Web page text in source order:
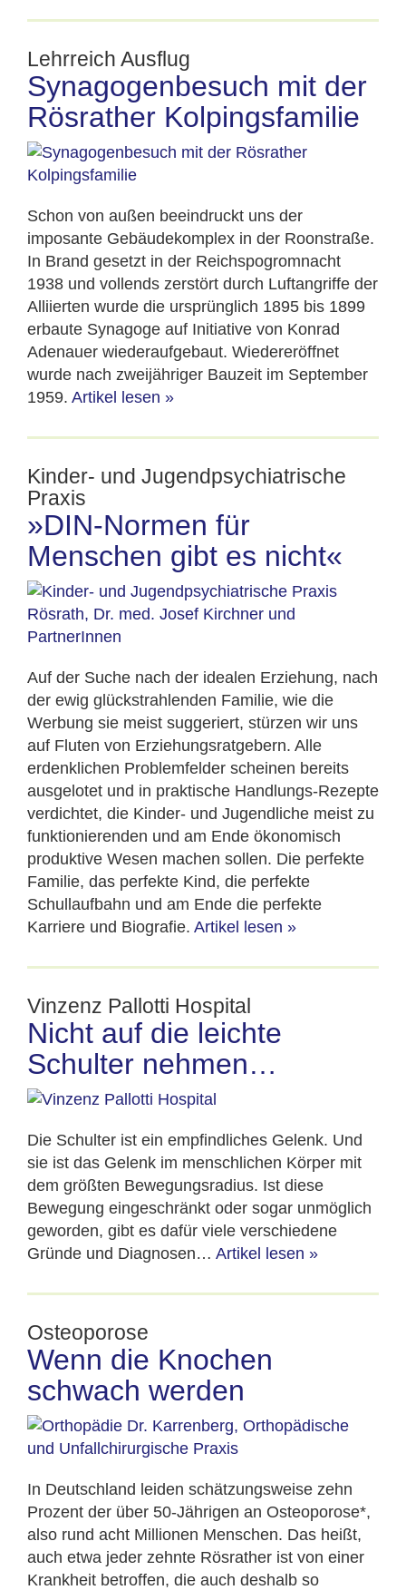
Lehrreich Ausflug
Synagogenbesuch mit der
Rösrather Kolpingsfamilie
Schon von außen beeindruckt uns der
imposante Gebäudekomplex in der Roonstraße.
In Brand gesetzt in der Reichspogromnacht
1938 und vollends zerstört durch Luftangriffe der
Alliierten wurde die ursprünglich 1895 bis 1899
erbaute Synagoge auf Initiative von Konrad
Adenauer wiederaufgebaut. Wiedereröffnet
wurde nach zweijähriger Bauzeit im September
1959. Artikel lesen »
Kinder- und Jugendpsychiatrische
Praxis
»DIN-Normen für
Menschen gibt es nicht«
Auf der Suche nach der idealen Erziehung, nach
der ewig glückstrahlenden Familie, wie die
Werbung sie meist suggeriert, stürzen wir uns
auf Fluten von Erziehungsratgebern. Alle
erdenklichen Problemfelder scheinen bereits
ausgelotet und in praktische Handlungs-Rezepte
verdichtet, die Kinder- und Jugendliche meist zu
funktionierenden und am Ende ökonomisch
produktive Wesen machen sollen. Die perfekte
Familie, das perfekte Kind, die perfekte
Schullaufbahn und am Ende die perfekte
Karriere und Biografie. Artikel lesen »
Vinzenz Pallotti Hospital
Nicht auf die leichte
Schulter nehmen…
Die Schulter ist ein empfindliches Gelenk. Und
sie ist das Gelenk im menschlichen Körper mit
dem größten Bewegungsradius. Ist diese
Bewegung eingeschränkt oder sogar unmöglich
geworden, gibt es dafür viele verschiedene
Gründe und Diagnosen… Artikel lesen »
Osteoporose
Wenn die Knochen
schwach werden
In Deutschland leiden schätzungsweise zehn
Prozent der über 50-Jährigen an Osteoporose*,
also rund acht Millionen Menschen. Das heißt,
auch etwa jeder zehnte Rösrather ist von einer
Krankheit betroffen, die auch deshalb so